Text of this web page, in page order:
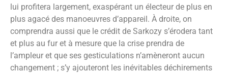
lui profitera largement, exaspérant un électeur de plus en
plus agacé des manoeuvres d’appareil. À droite, on
comprendra aussi que le crédit de Sarkozy s’érodera tant
et plus au fur et à mesure que la crise prendra de
l’ampleur et que ses gesticulations n’amèneront aucun
changement ; s’y ajouteront les inévitables déchirements